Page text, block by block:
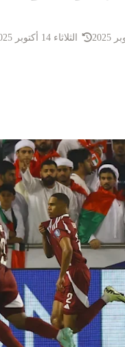
الثلاثاء 14 أكتوبر 2025